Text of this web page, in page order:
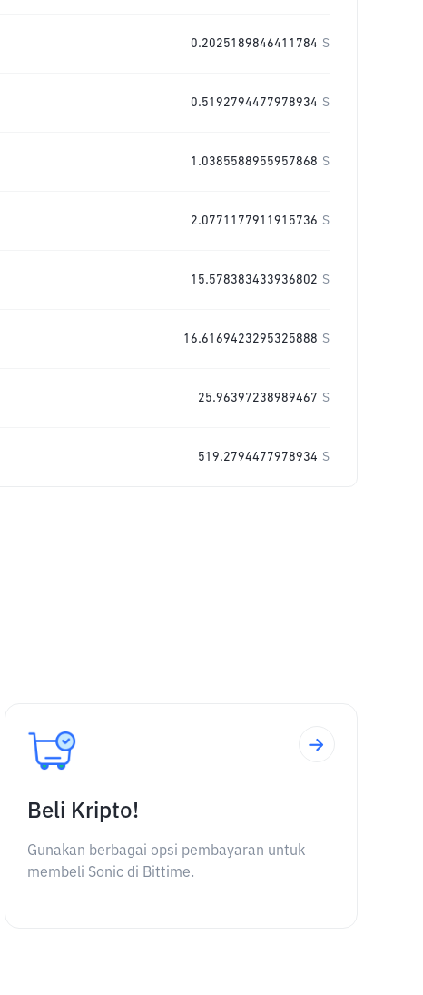
0.2025189846411784 S
0.5192794477978934 S
1.0385588955957868 S
2.0771177911915736 S
15.578383433936802 S
16.6169423295325888 S
25.96397238989467 S
519.2794477978934 S
Beli Kripto!
Gunakan berbagai opsi pembayaran untuk
membeli Sonic di Bittime.